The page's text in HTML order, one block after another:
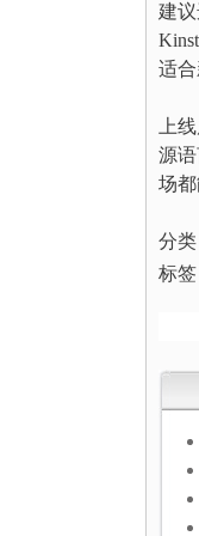
建
适合
上
源
场
分类
标签